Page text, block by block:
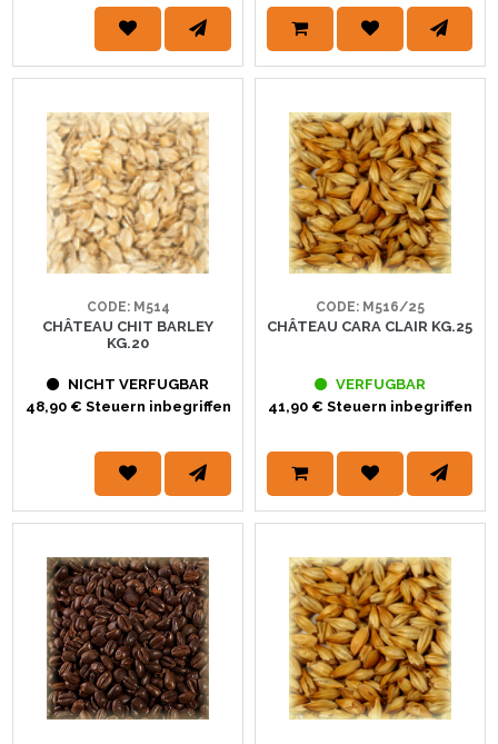
CODE: M514
CHÂTEAU CHIT BARLEY
KG.20
NICHT VERFUGBAR
48,90 € Steuern inbegriffen
CODE: M516/25
CHÂTEAU CARA CLAIR KG.25
VERFUGBAR
41,90 € Steuern inbegriffen